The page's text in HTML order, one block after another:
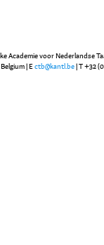
Academie voor Nederlandse
| E ctb@kantl.be | T +32